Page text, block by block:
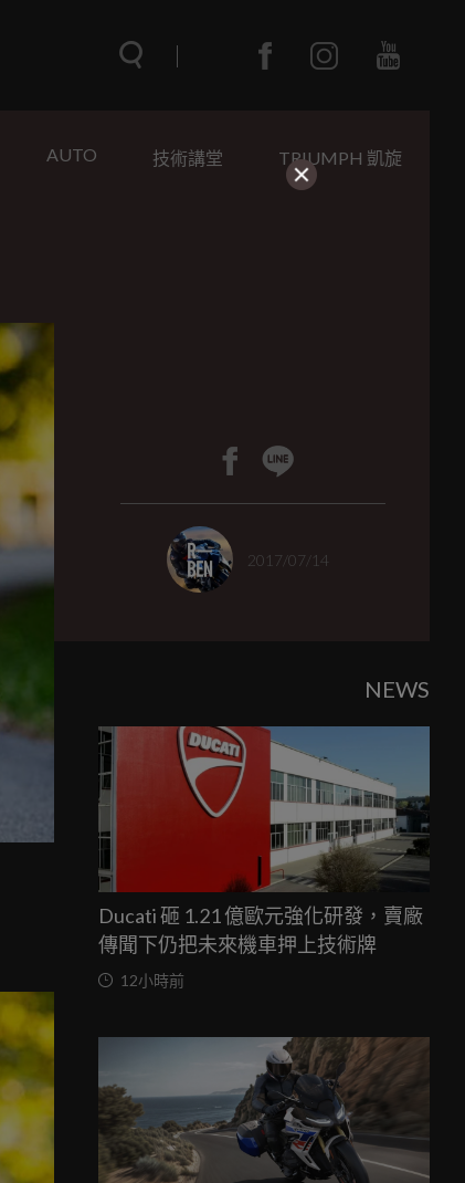
AUTO 技術講堂 TRIUMPH 凱旋
2017/07/14
NEWS
Ducati 砸 1.21 億歐元強化研發，賣廠
傳聞下仍把未來機車押上技術牌
12小時前